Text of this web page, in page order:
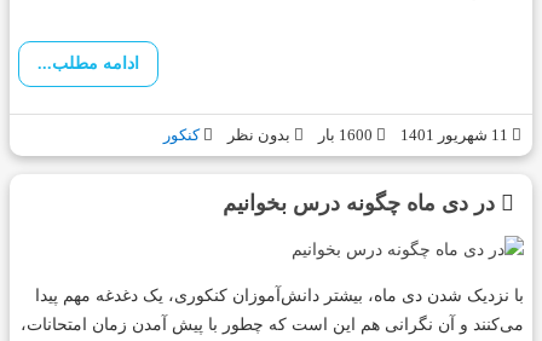
ادامه مطلب...
بدون نظر کنکور
در دی ماه چگونه درس بخوانیم
با نزدیک شدن دی ماه، بیشتر دانش‌آموزان کنکوری، یک دغدغه مهم پیدا
می‌کنند و آن نگرانی هم این است که چطور با پیش آمدن زمان امتحانات،